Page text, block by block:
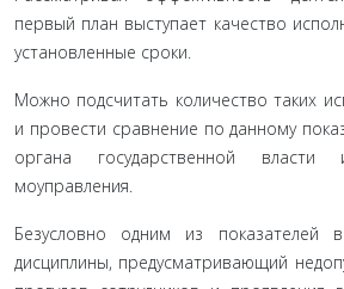
первый план выступает качество
установленные сроки.
Можно подсчитать количество таких
и провести сравнение по данному
органа государственной
моуправления.
Безусловно одним из показателей
дисциплины, предусматривающий